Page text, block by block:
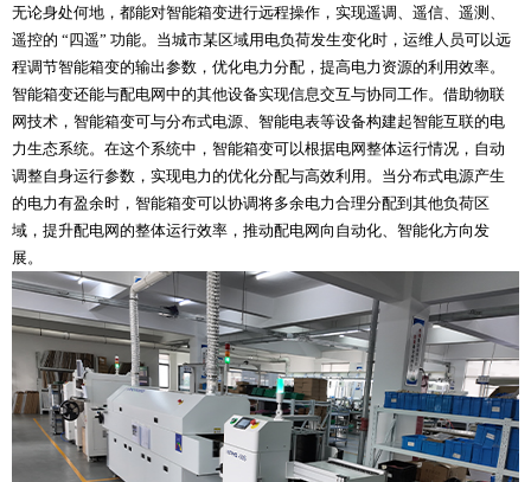
无论身处何地，都能对智能箱变进行远程操作，实现遥调、遥信、遥测、
遥控的 “四遥” 功能。当城市某区域用电负荷发生变化时，运维人员可以远
程调节智能箱变的输出参数，优化电力分配，提高电力资源的利用效率。
智能箱变还能与配电网中的其他设备实现信息交互与协同工作。借助物联
网技术，智能箱变可与分布式电源、智能电表等设备构建起智能互联的电
力生态系统。在这个系统中，智能箱变可以根据电网整体运行情况，自动
调整自身运行参数，实现电力的优化分配与高效利用。当分布式电源产生
的电力有盈余时，智能箱变可以协调将多余电力合理分配到其他负荷区
域，提升配电网的整体运行效率，推动配电网向自动化、智能化方向发
展。